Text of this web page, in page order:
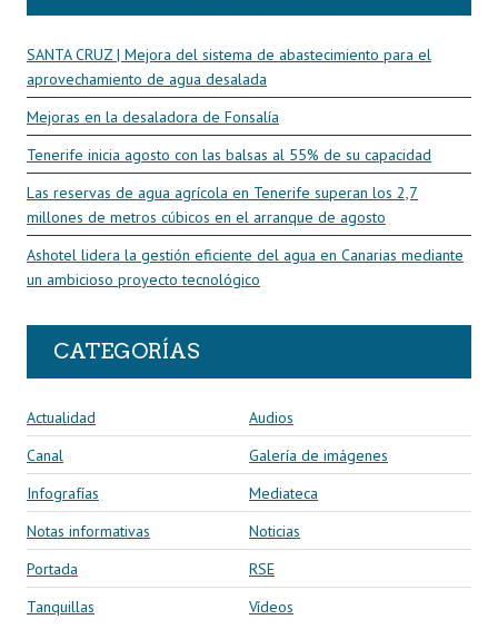
SANTA CRUZ | Mejora del sistema de abastecimiento para el
aprovechamiento de agua desalada
Mejoras en la desaladora de Fonsalía
Tenerife inicia agosto con las balsas al 55% de su capacidad
Las reservas de agua agrícola en Tenerife superan los 2,7
millones de metros cúbicos en el arranque de agosto
Ashotel lidera la gestión eficiente del agua en Canarias mediante
un ambicioso proyecto tecnológico
CATEGORÍAS
Actualidad
Audios
Canal
Galería de imágenes
Infografías
Mediateca
Notas informativas
Noticias
Portada
RSE
Tanquillas
Vídeos